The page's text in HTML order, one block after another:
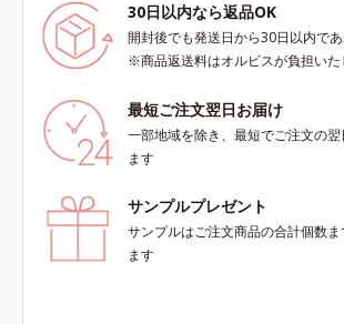
30日以内なら返品OK
開封後でも発送日から30日以内で
※商品返送料はオルビスが負担いた
最短ご注文翌日お届け
一部地域を除き、最短でご注文の
ます
サンプルプレゼント
サンプルはご注文商品の合計個数
ます